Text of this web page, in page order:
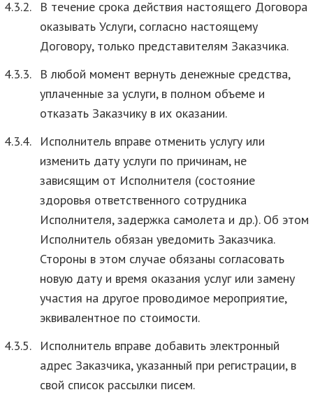
4.3.2.
В течение срока действия настоящего Договора
оказывать Услуги, согласно настоящему
Договору, только представителям Заказчика.
4.3.3.
В любой момент вернуть денежные средства,
уплаченные за услуги, в полном объеме и
отказать Заказчику в их оказании.
4.3.4.
Исполнитель вправе отменить услугу или
изменить дату услуги по причинам, не
зависящим от Исполнителя (состояние
здоровья ответственного сотрудника
Исполнителя, задержка самолета и др.). Об этом
Исполнитель обязан уведомить Заказчика.
Стороны в этом случае обязаны согласовать
новую дату и время оказания услуг или замену
участия на другое проводимое мероприятие,
эквивалентное по стоимости.
4.3.5.
Исполнитель вправе добавить электронный
адрес Заказчика, указанный при регистрации, в
свой список рассылки писем.